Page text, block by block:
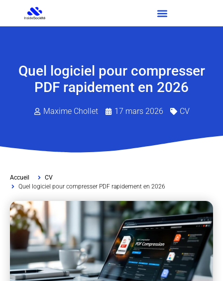
Quel logiciel pour compresser
PDF rapidement en 2026
Maxime Chollet 17 mars 2026 CV
Accueil
CV
Quel logiciel pour compresser PDF rapidement en 2026